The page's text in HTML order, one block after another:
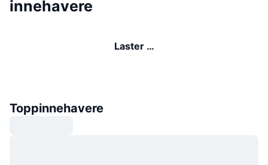
innehavere
Laster …
Toppinnehavere